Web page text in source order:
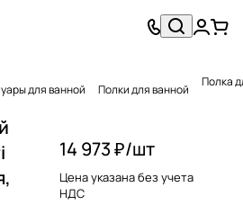
для ванной Полки для ванной Полка
14 973 ₽/шт
Цена указана без учета
НДС